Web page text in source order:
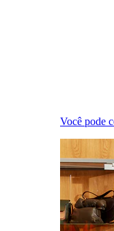
Você pode